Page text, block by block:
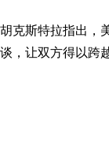
胡克斯特拉指出，
谈，让双方得以跨